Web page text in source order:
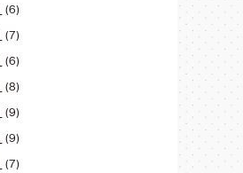
(6)
(7)
(6)
(8)
(9)
(9)
(7)